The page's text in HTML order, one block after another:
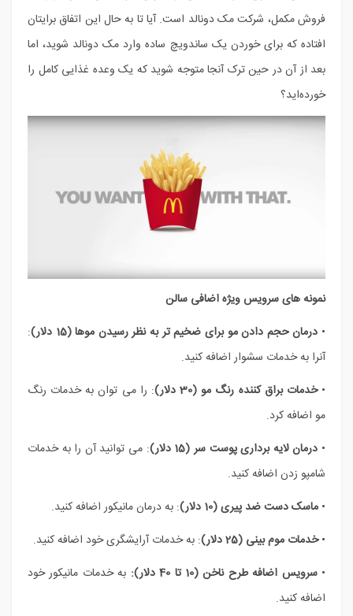
فروش مکمل، شرکت مک دونالد است. آیا تا به حال این اتفاق برایتان
افتاده که برای خوردن یک ساندویچ ساده وارد مک دونالد شوید، اما
بعد از آن در حین ترک آنجا متوجه شوید که یک وعده غذایی کامل را
خورده‌اید؟
نمونه های سرویس ویژه اضافی سالن
• درمان حجم دادن مو برای ضخیم تر به نظر رسیدن موها(15 دلار)
:
آنرا به خدمات سشوار اضافه کنید.
•خدمات براق کننده رنگ مو (30 دلار)
: را می توان به خدمات رنگ
مو اضافه کرد.
• درمان لایه برداری پوست سر (15 دلار)
: می توانید آن را به خدمات
شامپو زدن اضافه کنید.
• ماسک دست ضد پیری (10 دلار)
: به درمان مانیکور اضافه کنید.
•خدمات موم بینی (25 دلار)
: به خدمات آرایشگری خود اضافه کنید.
•سرویس اضافه طرح ناخن (10 تا 40 دلار):
به خدمات مانیکور خود
اضافه کنید.